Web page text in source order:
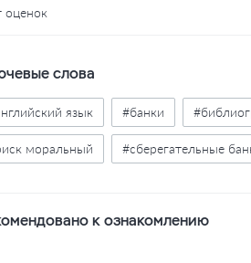
оценок
слова
язык #банки
моральный #сберегательные
к ознакомлению